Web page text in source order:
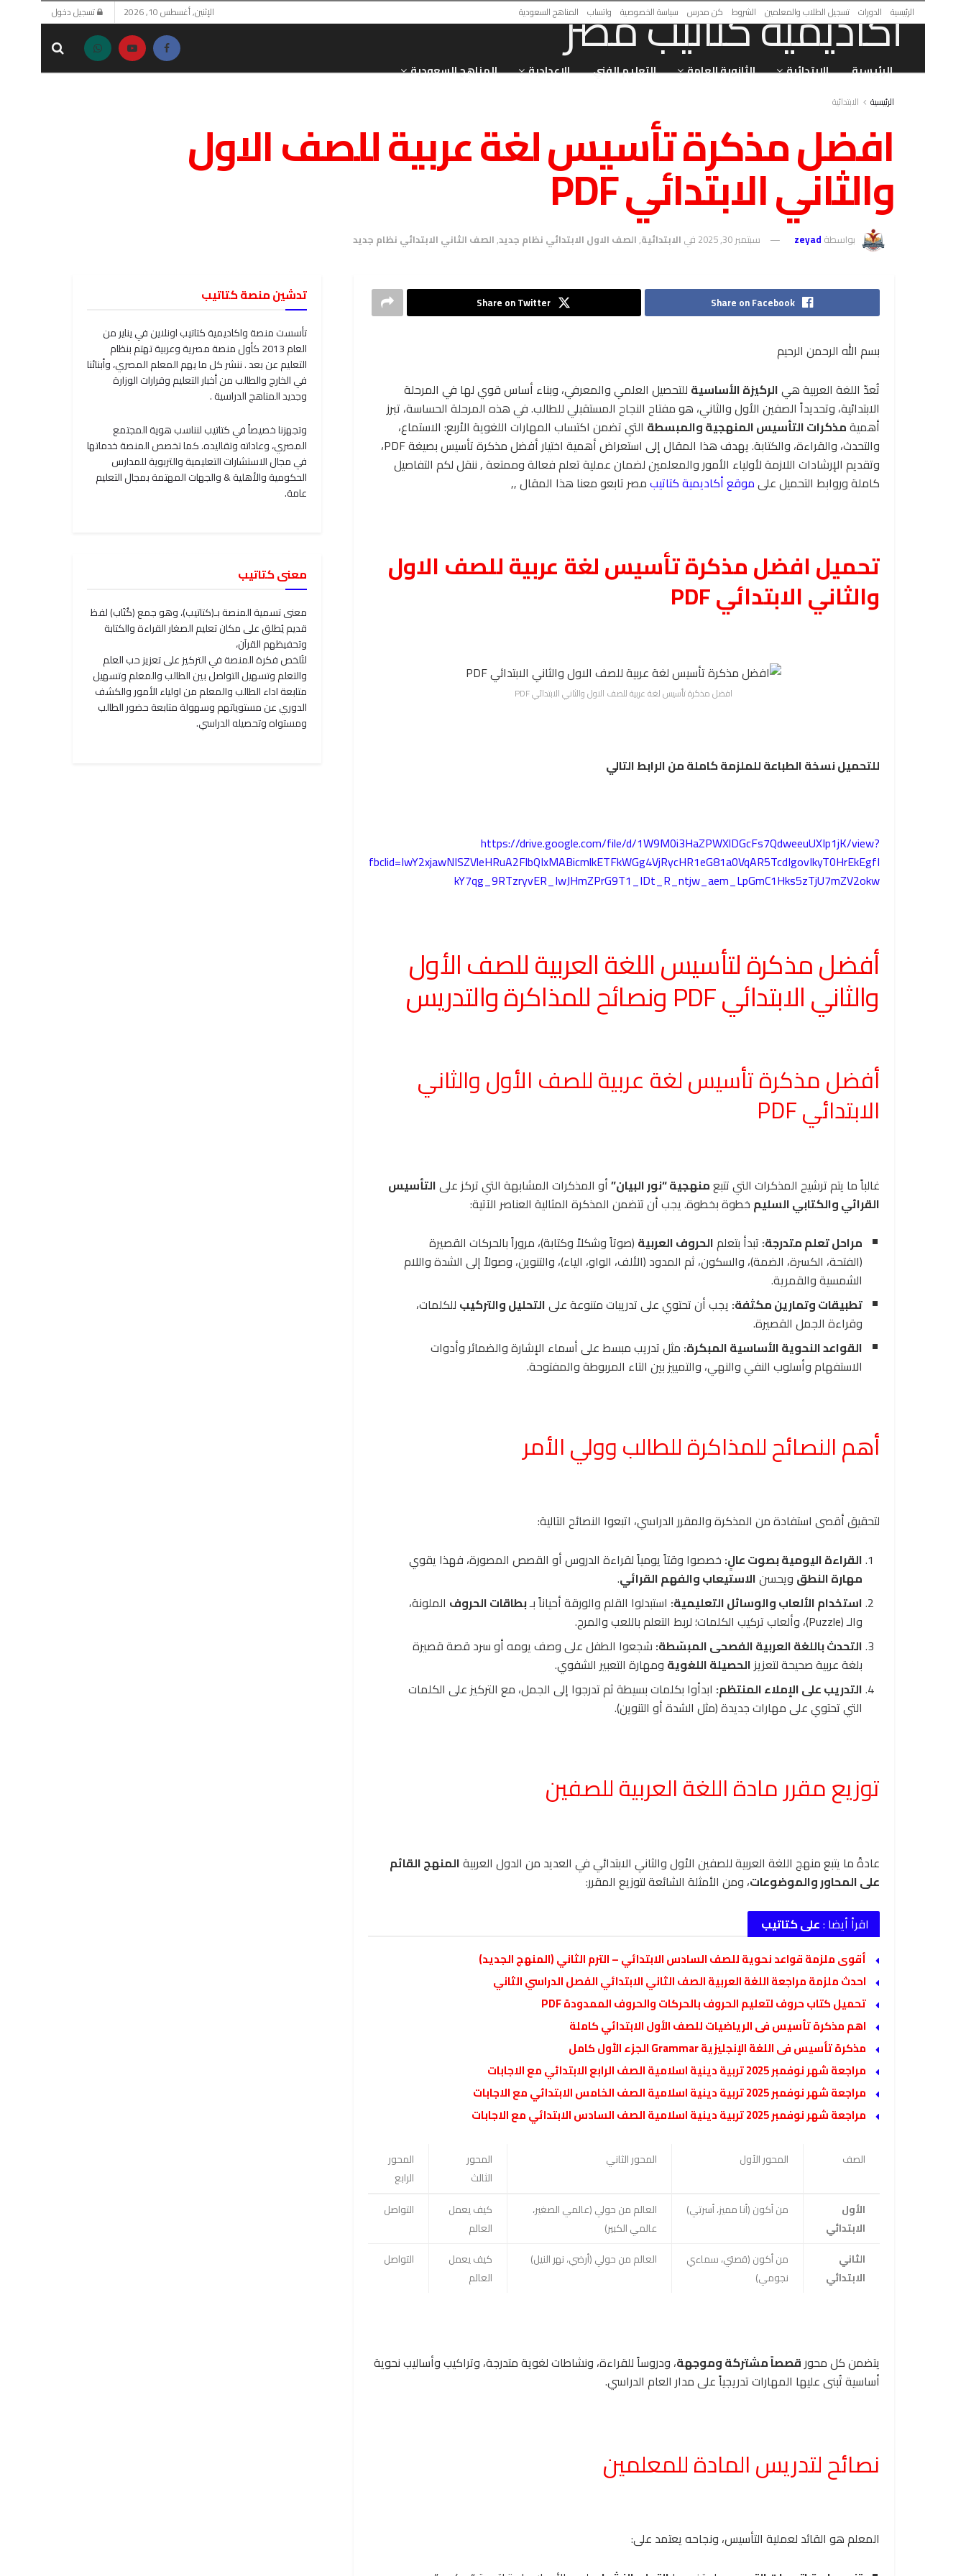
الرئيسية الدورات تسجيل الطلاب والمعلمين الشروط كن مدرس سياسة الخصوصية واتساب المناهج السعودية الإثنين, أغسطس 10, 2026 تسجيل دخول
الرئيسية الابتدائية الثانوية العامة التعليم الفني الاعدادية المناهج السعودية
الرئيسية الابتدائية
افضل مذكرة تأسيس لغة عربية للصف الاول
والثاني الابتدائي PDF
بواسطة zeyad سبتمبر 30, 2025 في الابتدائية,الصف الاول الابتدائي نظام جديد,الصف الثاني الابتدائي نظام جديد
Share on Facebook
Share on Twitter
بسم الله الرحمن الرحيم
تُعدّ اللغة العربية هيالركيزة الأساسية للتحصيل العلمي والمعرفي، وبناء أساس قوي لها في المرحلة
الابتدائية، وتحديداً الصفين الأول والثاني، هو مفتاح النجاح المستقبلي للطالب. في هذه المرحلة الحساسة، تبرز
أهميةمذكرات التأسيس المنهجية والمبسطة التي تضمن اكتساب المهارات اللغوية الأربع: الاستماع،
والتحدث، والقراءة، والكتابة. يهدف هذا المقال إلى استعراض أهمية اختيار أفضل مذكرة تأسيس بصيغة PDF،
وتقديم الإرشادات اللازمة لأولياء الأمور والمعلمين لضمان عملية تعلم فعالة وممتعة , ننقل لكم التفاصيل
كاملة وروابط التحميل علىموقع أكاديمية كتاتيبمصر تابعو معنا هذا المقال ,,
تحميل افضل مذكرة تأسيس لغة عربية للصف الاول
والثاني الابتدائي PDF
افضل مذكرة تأسيس لغة عربية للصف الاول والثاني الابتدائي PDF
للتحميل نسخة الطباعة للملزمة كاملة من الرابط التالي
https://drive.google.com/file/d/1W9M0i3HaZPWXlDGcFs7QdweeuUXIp1jK/view?
fbclid=IwY2xjawNISZVleHRuA2FlbQIxMABicmlkETFkWGg4VjRycHR1eG81a0VqAR5TcdIgovIkyT0HrEkEgfI
kY7qg_9RTzryvER_IwJHmZPrG9T1_IDt_R_ntjw_aem_LpGmC1Hks5zTjU7mZV2okw
أفضل مذكرة لتأسيس اللغة العربية للصف الأول
والثاني الابتدائي PDF ونصائح للمذاكرة والتدريس
أفضل مذكرة تأسيس لغة عربية للصف الأول والثاني
الابتدائي PDF
غالباً ما يتم ترشيح المذكرات التي تتبعمنهجية “نور البيان”أو المذكرات المشابهة التي تركز علىالتأسيس
القرائي والكتابي السليم خطوة بخطوة. يجب أن تتضمن المذكرة المثالية العناصر الآتية:
مراحل تعلم متدرجة: تبدأ بتعلمالحروف العربية (صوتاً وشكلاً وكتابة)، مروراً بالحركات القصيرة
(الفتحة، الكسرة، الضمة)، والسكون، ثم المدود (الألف، الواو، الياء)، والتنوين، وصولاً إلى الشدة واللام
الشمسية والقمرية.
تطبيقات وتمارين مكثفة: يجب أن تحتوي على تدريبات متنوعة علىالتحليل والتركيب للكلمات،
وقراءة الجمل القصيرة.
القواعد النحوية الأساسية المبكرة: مثل تدريب مبسط على أسماء الإشارة والضمائر وأدوات
الاستفهام وأسلوب النفي والنهي، والتمييز بين التاء المربوطة والمفتوحة.
أهم النصائح للمذاكرة للطالب وولي الأمر
لتحقيق أقصى استفادة من المذكرة والمقرر الدراسي، اتبعوا النصائح التالية:
القراءة اليومية بصوت عالٍ: خصصوا وقتاً يومياً لقراءة الدروس أو القصص المصورة، فهذا يقوي
مهارة النطق ويحسنالاستيعاب والفهم القرائي.
استخدام الألعاب والوسائل التعليمية: استبدلوا القلم والورقة أحياناً بـبطاقات الحروف الملونة،
والـ (Puzzle)، وألعاب تركيب الكلمات؛ لربط التعلم باللعب والمرح.
التحدث باللغة العربية الفصحى المبسّطة: شجعوا الطفل على وصف يومه أو سرد قصة قصيرة
بلغة عربية صحيحة لتعزيزالحصيلة اللغوية ومهارة التعبير الشفوي.
التدريب على الإملاء المنتظم: ابدأوا بكلمات بسيطة ثم تدرجوا إلى الجمل، مع التركيز على الكلمات
التي تحتوي على مهارات جديدة (مثل الشدة أو التنوين).
توزيع مقرر مادة اللغة العربية للصفين
عادةً ما يتبع منهج اللغة العربية للصفين الأول والثاني الابتدائي في العديد من الدول العربيةالمنهج القائم
على المحاور والموضوعات، ومن الأمثلة الشائعة لتوزيع المقرر:
اقرأ أيضا :على كتاتيب
أقوى ملزمة قواعد نحوية للصف السادس الابتدائي – الترم الثاني (المنهج الجديد)
احدث ملزمة مراجعة اللغة العربية الصف الثاني الابتدائي الفصل الدراسي الثاني
تحميل كتاب حروف لتعليم الحروف بالحركات والحروف الممدودة PDF
اهم مذكرة تأسيس فى الرياضيات للصف الأول الابتدائي كاملة
مذكرة تأسيس فى اللغة الإنجليزية Grammar الجزء الأول كامل
مراجعة شهر نوفمبر 2025 تربية دينية اسلامية الصف الرابع الابتدائي مع الاجابات
مراجعة شهر نوفمبر 2025 تربية دينية اسلامية الصف الخامس الابتدائي مع الاجابات
مراجعة شهر نوفمبر 2025 تربية دينية اسلامية الصف السادس الابتدائي مع الاجابات
الصف المحور الأول المحور الثاني
المحور
الثالث
المحور
الرابع
الأول
الابتدائي
من أكون (أنا مميز، أسرتي)
العالم من حولي (عالمي الصغير،
عالمي الكبير)
كيف يعمل
العالم
التواصل
الثاني
الابتدائي
من أكون (قصتي، سماءي
نجومي)
العالم من حولي (أرضي، نهر النيل)
كيف يعمل
العالم
التواصل
يتضمن كل محور قصصاً مشتركة وموجهة، ودروساً للقراءة، ونشاطات لغوية متدرجة، وتراكيب وأساليب نحوية
أساسية تُبنى عليها المهارات تدريجياً على مدار العام الدراسي.
نصائح لتدريس المادة للمعلمين
المعلم هو القائد لعملية التأسيس، ونجاحه يعتمد على:
تدشين منصة كتاتيب
تأسست منصة واكاديمية كتاتيب اونلاين في يناير من
العام 2013 كأول منصة مصرية وعربية تهتم بنظام
التعليم عن بعد . ننشر كل ما يهم المعلم المصري، وأبنائنا
في الخارج والطالب من أخبار التعليم وقرارات الوزارة
وجديد المناهج الدراسية .
وتجهزنا خصيصاً في كتاتيب لنناسب هوية المجتمع
المصري، وعاداته وتقاليده. كما تخصص المنصة خدماتها
في مجال الاستشارات التعليمية والتربوية للمدارس
الحكومية والأهلية & والجهات المهتمة بمجال التعليم
عامة.
معنى كتاتيب
معنى تسمية المنصة بـ(كتاتيب)، وهو جمع (كُتَاب) لفظ
قديم يُطلق على مكان تعليم الصغار القراءة والكتابة
وتحفيظهم القرآن،
لتُلخص فكرة المنصة في التركيز على تعزيز حب العلم
والتعلم وتسهيل التواصل بين الطالب والمعلم وتسهيل
متابعة اداء الطالب والمعلم من اولياء الأمور والكشف
الدوري عن مستوياتهم وسهولة متابعة حضور الطالب
ومستواه وتحصيله الدراسي.